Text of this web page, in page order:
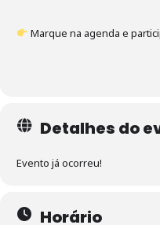
Marque na agenda e
Detalhes do
Evento já ocorreu!
Horário